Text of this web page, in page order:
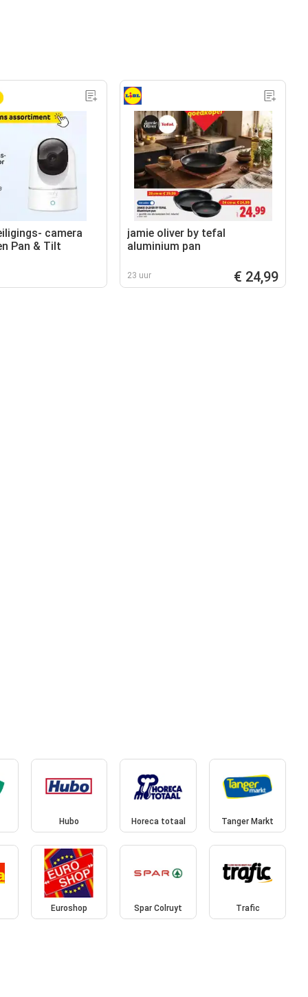
camera
Pan & Tilt
jamie oliver by tefal
aluminium pan
23 uur € 24,99
Hubo Horeca totaal Tanger Markt
Euroshop Spar Colruyt Trafic